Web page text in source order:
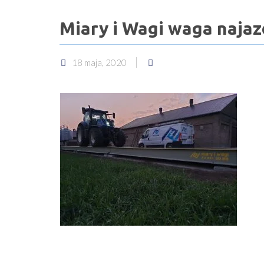
Miary i Wagi waga
18 maja, 2020